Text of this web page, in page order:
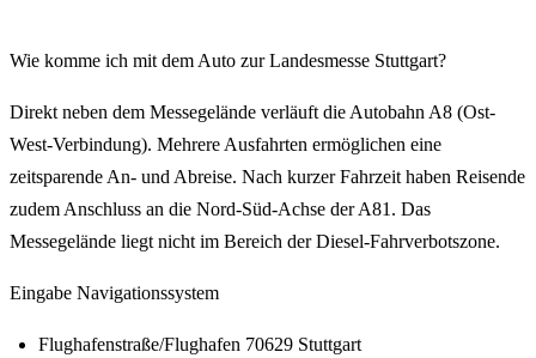
Wie komme ich mit dem Auto zur Landesmesse Stuttgart?
Direkt neben dem Messegelände verläuft die Autobahn A8 (Ost-
West-Verbindung). Mehrere Ausfahrten ermöglichen eine
zeitsparende An- und Abreise. Nach kurzer Fahrzeit haben Reisende
zudem Anschluss an die Nord-Süd-Achse der A81. Das
Messegelände liegt nicht im Bereich der Diesel-Fahrverbotszone.
Eingabe Navigationssystem
Flughafenstraße/Flughafen 70629 Stuttgart